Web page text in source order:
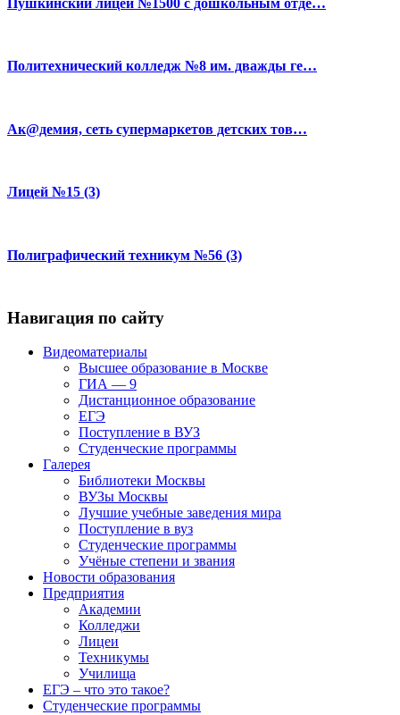
Политехнический колледж №8 им. дважды ге…
Ак@демия, сеть супермаркетов детских тов…
Лицей №15 (3)
Полиграфический техникум №56 (3)
Навигация по сайту
Видеоматериалы
Высшее образование в Москве
ГИА — 9
Дистанционное образование
ЕГЭ
Поступление в ВУЗ
Студенческие программы
Галерея
Библиотеки Москвы
ВУЗы Москвы
Лучшие учебные заведения мира
Поступление в вуз
Студенческие программы
Учёные степени и звания
Новости образования
Предприятия
Академии
Колледжи
Лицеи
Техникумы
Училища
ЕГЭ – что это такое?
Студенческие программы